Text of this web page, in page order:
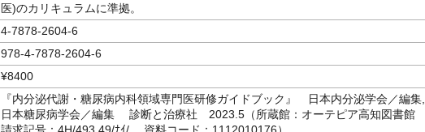
医)のカリキュラムに準拠。
4-7878-2604-6
978-4-7878-2604-6
¥8400
『内分泌代謝・糖尿病内科領域専門医研修ガイドブック』 日本内分泌学会／編集,
日本糖尿病学会／編集 診断と治療社 2023.5（所蔵館：オーテピア高知図書